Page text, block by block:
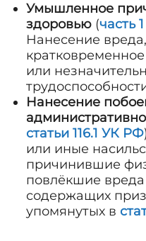
Умышленное
здоровью (часть
Нанесение
или
Нанесение
статьи 116.1 УК РФ
или иные
причинившие
повлёкшие
содержащих
упомянутых в